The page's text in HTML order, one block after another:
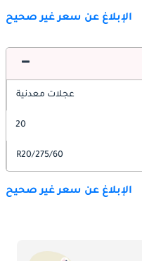
الإبلاغ عن سعر غير صحيح
عجلات معدنية
20
275/60/R20
الإبلاغ عن سعر غير صحيح